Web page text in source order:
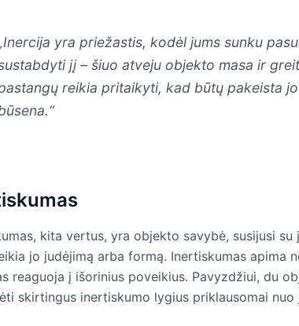
yra priežastis, kodėl jums sunku
jį – šiuo atveju objekto masa ir
reikia pritaikyti, kad būtų pakeista
kita vertus, yra objekto savybė, susijusi su
jo judėjimą arba formą. Inertiskumas apima
reaguoja į išorinius poveikius. Pavyzdžiui, du
skirtingus inertiskumo lygius priklausomai